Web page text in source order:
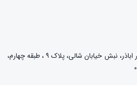
آیت اله کاشانی، بلوار اباذر، نبش خیابان شالی، پلاک ۹ ، طبقه چهارم،